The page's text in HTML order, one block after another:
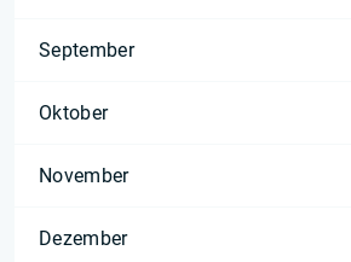
September
Oktober
November
Dezember